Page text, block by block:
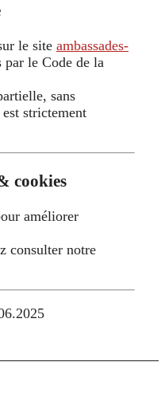
le site ambassades-
par le Code de la
sans
strictement
cookies
améliorer
consulter notre